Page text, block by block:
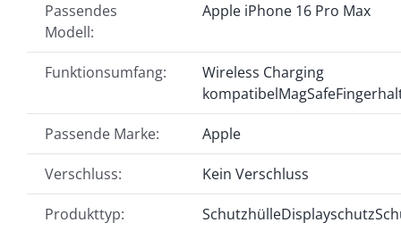
Passendes
Modell:
Apple iPhone 16 Pro Max
Funktionsumfang:
Wireless Charging
kompatibelMagSafe
Passende Marke: Apple
Verschluss: Kein Verschluss
Produkttyp: SchutzhülleDisplayschutz